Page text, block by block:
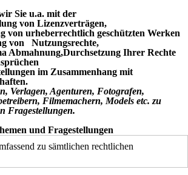
Sie u.a. mit der
von Lizenzverträgen,
von urheberrechtlich geschützten Werken
von Nutzungsrechte,
Abmahnung,Durchsetzung Ihrer Rechte
im Zusammenhang mit
Verlagen, Agenturen, Fotografen,
Filmemachern, Models etc. zu
Fragestellungen.
und Fragestellungen